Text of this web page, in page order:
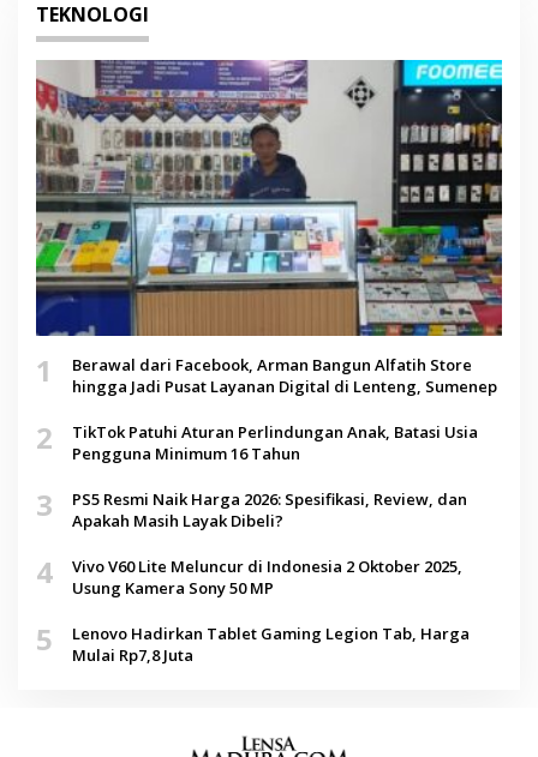
TEKNOLOGI
1
Berawal dari Facebook, Arman Bangun Alfatih Store
hingga Jadi Pusat Layanan Digital di Lenteng, Sumenep
2
TikTok Patuhi Aturan Perlindungan Anak, Batasi Usia
Pengguna Minimum 16 Tahun
3
PS5 Resmi Naik Harga 2026: Spesifikasi, Review, dan
Apakah Masih Layak Dibeli?
4
Vivo V60 Lite Meluncur di Indonesia 2 Oktober 2025,
Usung Kamera Sony 50 MP
5
Lenovo Hadirkan Tablet Gaming Legion Tab, Harga
Mulai Rp7,8 Juta